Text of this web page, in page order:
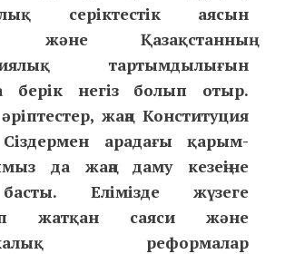
серіктестік аясын
және Қазақстанның
тартымдылығын
берік негіз болып отыр.
жаңа Конституция
арадағы қарым-
да жаңа даму кезеңіне
Елімізде жүзеге
жатқан саяси және
реформалар